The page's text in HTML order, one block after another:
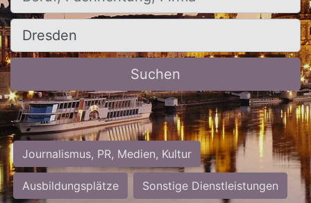
Ort, Stadt
Suchen
Journalismus, PR, Medien, Kultur
Ausbildungsplätze Sonstige Dienstleistungen